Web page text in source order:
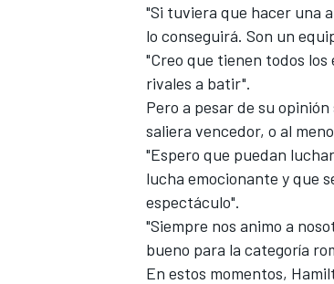
"Si tuviera que hacer una
lo conseguirá. Son un
"Creo que tienen todos
rivales a batir".
Pero a pesar de su
saliera vencedor, o al
"Espero que puedan
lucha emocionante y que
espectáculo".
"Siempre nos animo a
bueno para la categoría
En estos momentos,